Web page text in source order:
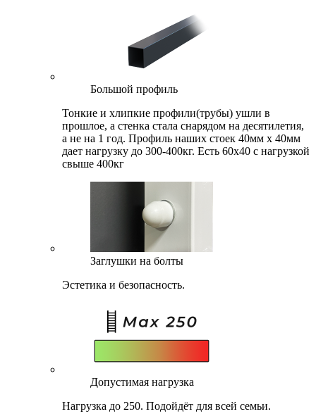
Большой профиль
Тонкие и хлипкие профили(трубы) ушли в
прошлое, а стенка стала снарядом на десятилетия,
а не на 1 год. Профиль наших стоек 40мм х 40мм
дает нагрузку до 300-400кг. Есть 60x40 с нагрузкой
свыше 400кг
Заглушки на болты
Эстетика и безопасность.
Допустимая нагрузка
Нагрузка до 250. Подойдёт для всей семьи.